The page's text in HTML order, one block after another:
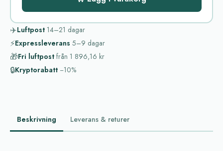
✈️Luftpost 14–21 dagar
⚡Expressleverans 5–9 dagar
🎁Fri luftpost från 1 896,16 kr
🔒Kryptorabatt −10%
Beskrivning Leverans & returer